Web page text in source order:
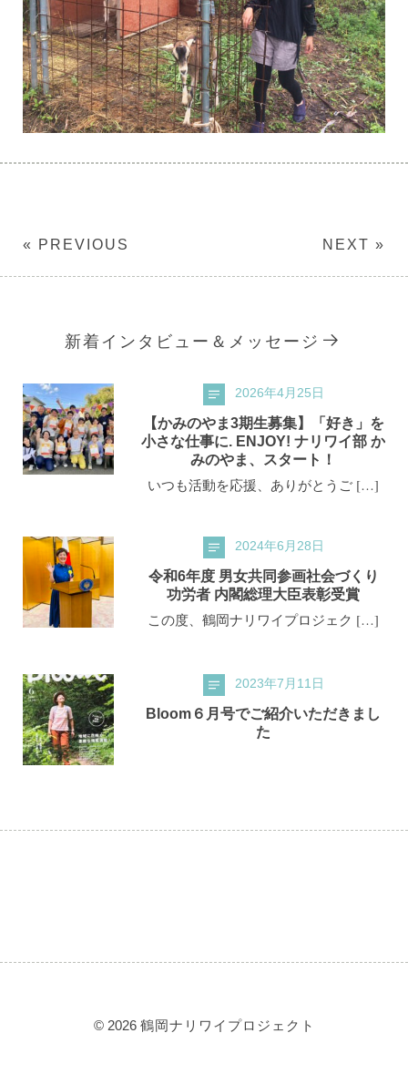
« PREVIOUS NEXT »
新着インタビュー＆メッセージ
2026年4月25日
【かみのやま3期生募集】「好き」を
小さな仕事に. ENJOY! ナリワイ部 か
みのやま、スタート！
いつも活動を応援、ありがとうご […]
2024年6月28日
令和6年度 男女共同参画社会づくり
功労者 内閣総理大臣表彰受賞
この度、鶴岡ナリワイプロジェク […]
2023年7月11日
Bloom６月号でご紹介いただきまし
た
© 2026 鶴岡ナリワイプロジェクト